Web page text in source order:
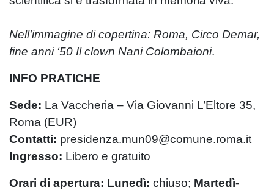
Nell'immagine di copertina: Roma, Circo Demar,
fine anni ‘50 Il clown Nani Colombaioni.
INFO PRATICHE
Sede: La Vaccheria – Via Giovanni L’Eltore 35,
Roma (EUR)
Contatti: presidenza.mun09@comune.roma.it
Ingresso: Libero e gratuito
Orari di apertura: Lunedì: chiuso; Martedì-